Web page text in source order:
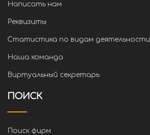
Написать нам
Реквизиты
Статистика по видам деятельности
Наша команда
Виртуальный секретарь
ПОИСК
Поиск фирм